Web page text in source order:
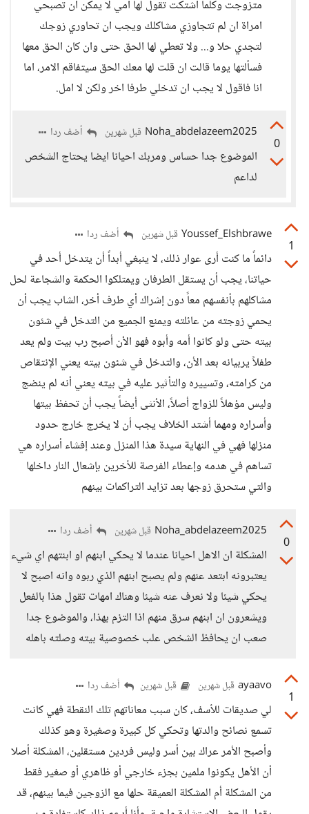
متزوجت وكلما اشتكت تقول لها امي لا يمكن ان تصبحي
امراة ان لم تتجاوزي مشاكلك ويجب ان تحاوري زوجك
لتجدي حلا و... ولا تعطي لها الحق حتى وان كان الحق معها
فسألتها يوما قالت ان قلت لها معك الحق سيتفاقم الامر، اما
انا فاقول لا يجب ان تدخلي طرفا اخر ولكن لا امل.
0
Noha_abdelazeem2025 قبل شهرين أضف ردا
الموضوع جدا حساس ومربك احيانا ايضا يحتاج الشخص
لداعم
1
Youssef_Elshbrawe قبل شهرين أضف ردا
دائماً ما كنت أرى عوار ذلك، لا ينبغي أبداً أن يتدخل أحد في
حياتنا، يجب أن يستقل الطرفان ويمتلكوا الحكمة والشجاعة لحل
مشاكلهم بأنفسهم معاً دون إشراك أي طرف أخر، الشاب يجب أن
يحمي زوجته من عائلته ويمنع الجميع من التدخل في شئون
بيته حتى ولو كانوا أمه وأبوه فهو الأن أصبح رب بيت ولم يعد
طفلاً يربيانه بعد الأن، والتدخل في شئون بيته يعني الإنتقاص
من كرامته، وتسييره والتأثير عليه في بيته يعني أنه لم ينضج
وليس مؤهلاً للزواج أصلاً، الأنثى أيضاً يجب أن تحفظ بيتها
وأسراره ومهما أشتد الخلاف يجب أن لا يخرج خارج حدود
منزلها فهي في النهاية سيدة هذا المنزل وعند إفشاء أسراره هي
تساهم في هدمه وإعطاء الفرصة للأخرين بإشعال النار داخلها
والتي ستحرق زوجها بعد تزايد التراكمات بينهم
0
Noha_abdelazeem2025 قبل شهرين أضف ردا
المشكلة ان الاهل احيانا عندما لا يحكي ابنهم او ابنتهم اي شيء
يعتبرونه ابتعد عنهم ولم يصبح ابنهم الذي ربوه وانه اصبح لا
يحكي شيئا ولا نعرف عنه شيئا وهناك امهات تقول هذا بالفعل
ويشعرون ان ابنهم سرق منهم اذا التزم بهذا، والموضوع جدا
صعب ان يحافظ الشخص علب خصوصية بيته وصلته باهله
1
ayaavo قبل شهرين قبل شهرين أضف ردا
لي صديقات للأسف، كان سبب معاناتهم تلك النقطة فهي كانت
تسمع نصائح والدتها وتحكي كل كبيرة وصغيرة وهو كذلك
وأصبح الأمر عراك بين أسر وليس فردين مستقلين، المشكلة أصلا
أن الأهل يكونوا ملمين بجزء خارجي أو ظاهري أو صغير فقط
من المشكلة أم المشكلة العميقة حلها مع الزوجين فيما بينهم، قد